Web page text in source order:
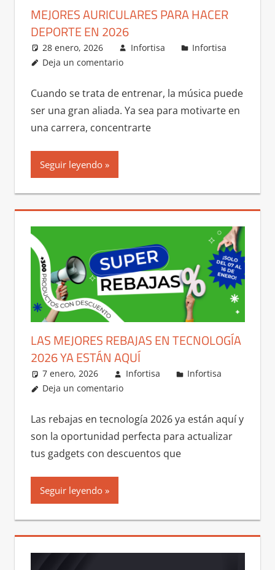
MEJORES AURICULARES PARA HACER
DEPORTE EN 2026
28 enero, 2026 Infortisa
Infortisa
Deja un comentario
Cuando se trata de entrenar, la música puede
ser una gran aliada. Ya sea para motivarte en
una carrera, concentrarte
Seguir leyendo
LAS MEJORES REBAJAS EN TECNOLOGÍA
2026 YA ESTÁN AQUÍ
7 enero, 2026 Infortisa
Infortisa
Deja un comentario
Las rebajas en tecnología 2026 ya están aquí y
son la oportunidad perfecta para actualizar
tus gadgets con descuentos que
Seguir leyendo